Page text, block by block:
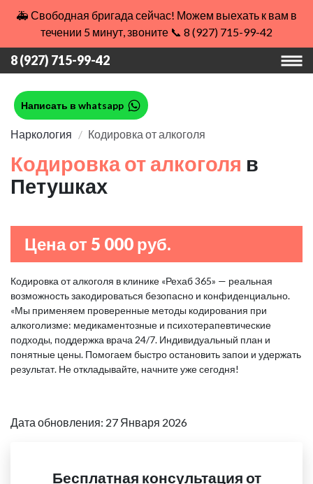
🚑 Свободная бригада сейчас! Можем выехать к вам в
течении 5 минут, звоните 📞 8 (927) 715-99-42
8 (927) 715-99-42
Написать в whatsapp
Наркология Кодировка от алкоголя
Кодировка от алкоголя в
Петушках
Цена от 5 000 руб.
Кодировка от алкоголя в клинике «Рехаб 365» — реальная
возможность закодироваться безопасно и конфиденциально.
«Мы применяем проверенные методы кодирования при
алкоголизме: медикаментозные и психотерапевтические
подходы, поддержка врача 24/7. Индивидуальный план и
понятные цены. Помогаем быстро остановить запои и удержать
результат. Не откладывайте, начните уже сегодня!
Дата обновления: 27 Января 2026
Бесплатная консультация от